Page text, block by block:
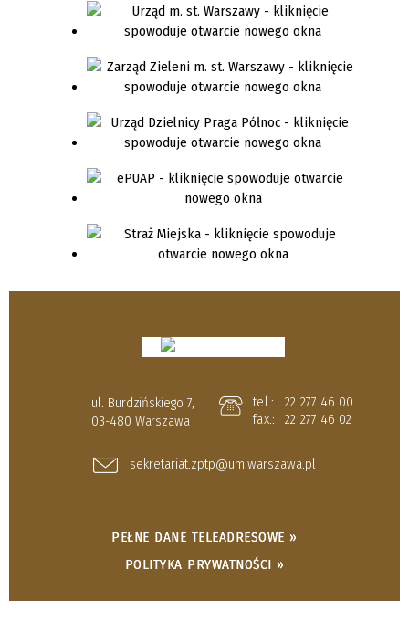
ul. Burdzińskiego 7,
03-480 Warszawa
tel.:
22 277 46 00
fax.:
22 277 46 02
sekretariat.zptp@um.warszawa.pl
PEŁNE DANE TELEADRESOWE »
POLITYKA PRYWATNOŚCI »